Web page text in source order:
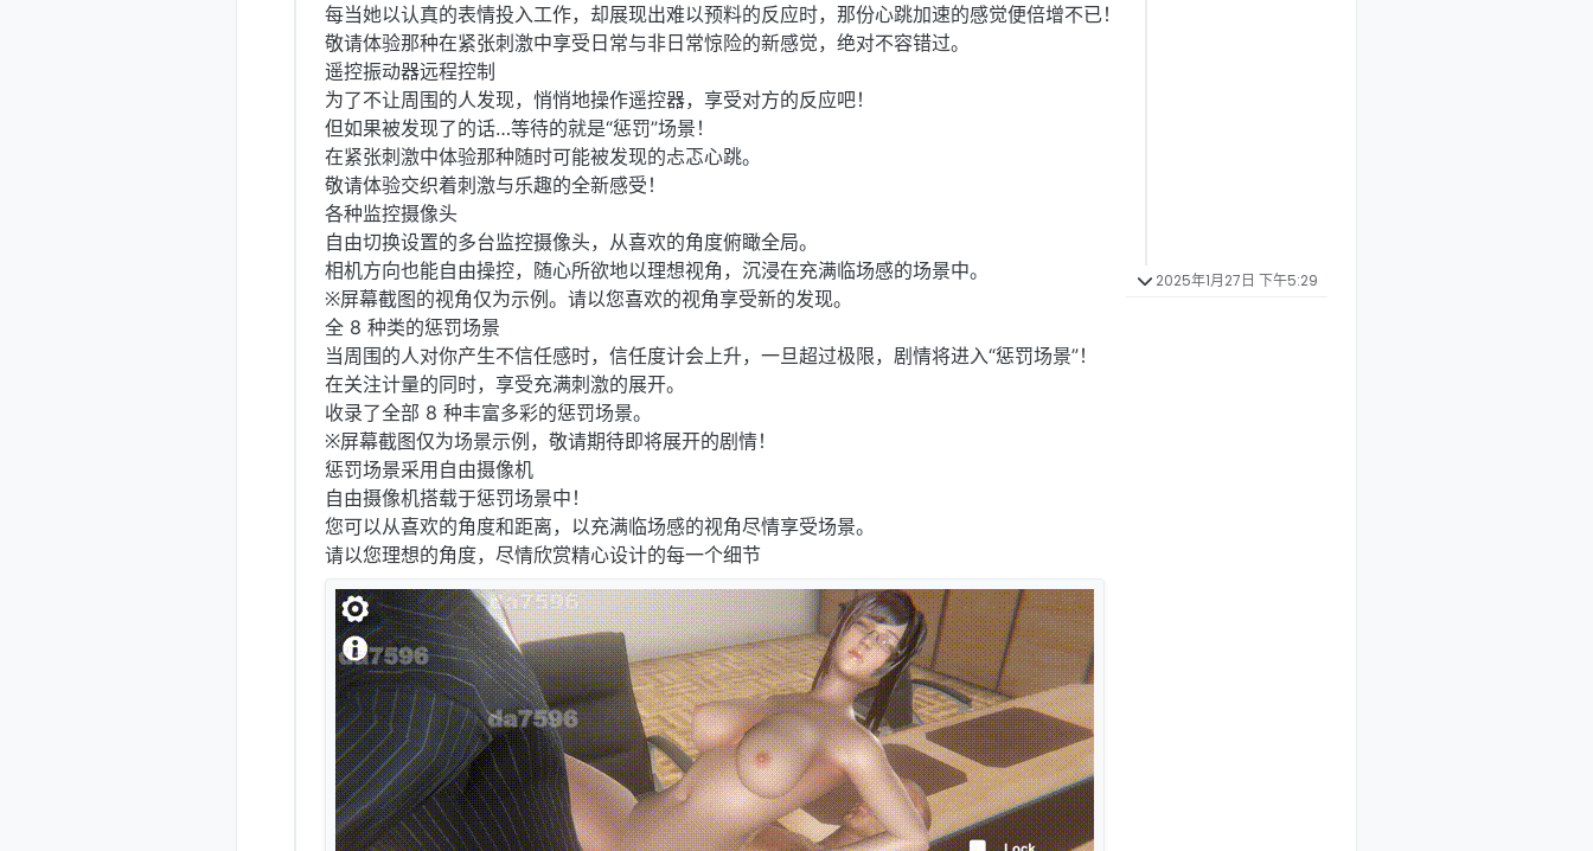
每当她以认真的表情投入工作，却展现出难以预料的反应时，那份心跳加速的感觉便倍增不已！
敬请体验那种在紧张刺激中享受日常与非日常惊险的新感觉，绝对不容错过。
遥控振动器远程控制
为了不让周围的人发现，悄悄地操作遥控器，享受对方的反应吧！
但如果被发现了的话…等待的就是“惩罚”场景！
在紧张刺激中体验那种随时可能被发现的忐忑心跳。
敬请体验交织着刺激与乐趣的全新感受！
各种监控摄像头
自由切换设置的多台监控摄像头，从喜欢的角度俯瞰全局。
相机方向也能自由操控，随心所欲地以理想视角，沉浸在充满临场感的场景中。
※屏幕截图的视角仅为示例。请以您喜欢的视角享受新的发现。
全 8 种类的惩罚场景
当周围的人对你产生不信任感时，信任度计会上升，一旦超过极限，剧情将进入“惩罚场景”！
在关注计量的同时，享受充满刺激的展开。
收录了全部 8 种丰富多彩的惩罚场景。
※屏幕截图仅为场景示例，敬请期待即将展开的剧情！
惩罚场景采用自由摄像机
自由摄像机搭载于惩罚场景中！
您可以从喜欢的角度和距离，以充满临场感的视角尽情享受场景。
请以您理想的角度，尽情欣赏精心设计的每一个细节
2025年1月27日 下午5:29